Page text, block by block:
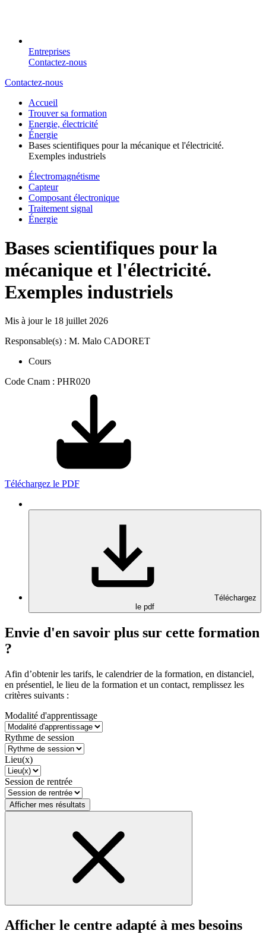
Entreprises
Contactez-nous
Contactez-nous
Accueil
Trouver sa formation
Energie, électricité
Énergie
Bases scientifiques pour la mécanique et l'électricité.
Exemples industriels
Électromagnétisme
Capteur
Composant électronique
Traitement signal
Énergie
Bases scientifiques pour la
mécanique et l'électricité.
Exemples industriels
Mis à jour le 18 juillet 2026
Responsable(s) : M. Malo CADORET
Cours
Code Cnam : PHR020
Téléchargez le PDF
Téléchargez
le pdf
Envie d'en savoir plus sur cette formation
?
Afin d’obtenir les tarifs, le calendrier de la formation, en distanciel,
en présentiel, le lieu de la formation et un contact, remplissez les
critères suivants :
Modalité d'apprentissage
Rythme de session
Lieu(x)
Session de rentrée
Afficher mes résultats
Afficher le centre adapté à mes besoins